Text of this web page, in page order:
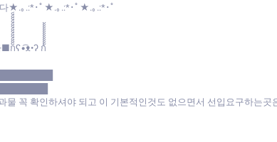
다★.｡.:*･ﾟ★.｡.:*･ﾟ★.｡.:*･ﾟ
ก็็็็็็็็็็็็็ʕ•͡ᴥ•ʔ ก้้้้้้้้้้้
꼭 확인하셔야 되고 이 기본적인것도 없으면서 선입요구하는곳